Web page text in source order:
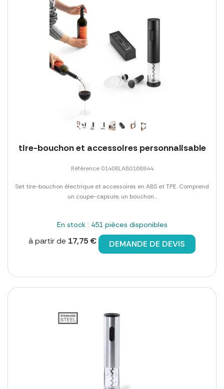
tire-bouchon et accessoires personnalisable
Référence 01408LAB0168844
Set tire-bouchon électrique et accessoires en ABS et TPE. Comprend
un coupe-capsule, un bouchon...
En stock : 451 pièces disponibles
à partir de 17,75 € DEMANDE DE DEVIS